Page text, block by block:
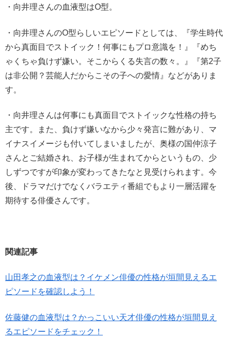
・向井理さんの血液型はO型。
・向井理さんのO型らしいエピソードとしては、『学生時代
から真面目でストイック！何事にもプロ意識を！』『めち
ゃくちゃ負けず嫌い。そこからくる失言の数々。』『第2子
は非公開？芸能人だからこその子への愛情』などがありま
す。
・向井理さんは何事にも真面目でストイックな性格の持ち
主です。また、負けず嫌いなから少々発言に難があり、マ
イナスイメージも付いてしまいましたが、奥様の国仲涼子
さんとご結婚され、お子様が生まれてからというもの、少
しずつですが印象が変わってきたなと見受けられます。今
後、ドラマだけでなくバラエティ番組でもより一層活躍を
期待する俳優さんです。
関連記事
山田孝之の血液型は？イケメン俳優の性格が垣間見えるエ
ピソードを確認しよう！
佐藤健の血液型は？かっこいい天才俳優の性格が垣間見え
るエピソードをチェック！